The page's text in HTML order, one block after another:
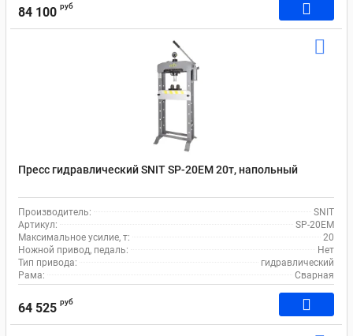
84 100 руб
Пресс гидравлический SNIT SP-20EM 20т, напольный
Производитель:
SNIT
Артикул:
SP-20EM
Максимальное усилие, т:
20
Ножной привод, педаль:
Нет
Тип привода:
гидравлический
Рама:
Сварная
64 525 руб